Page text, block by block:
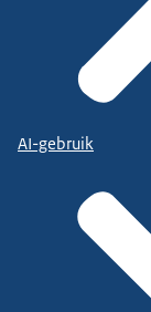
AI-gebruik